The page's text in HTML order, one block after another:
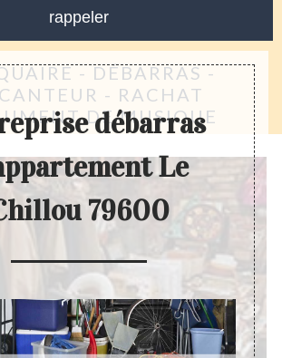
- DÉBARRAS -
- RACHAT
DE MUSIQUE
débarras
Le
79600